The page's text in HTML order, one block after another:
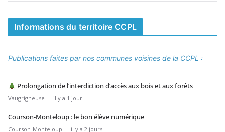
Informations du territoire CCPL
Publications faites par nos communes voisines de la CCPL :
Prolongation de l’interdiction d’accès aux bois et aux forêts
Vaugrigneuse — il y a 1 jour
Courson-Monteloup : le bon élève numérique
Courson-Monteloup — il y a 2 jours